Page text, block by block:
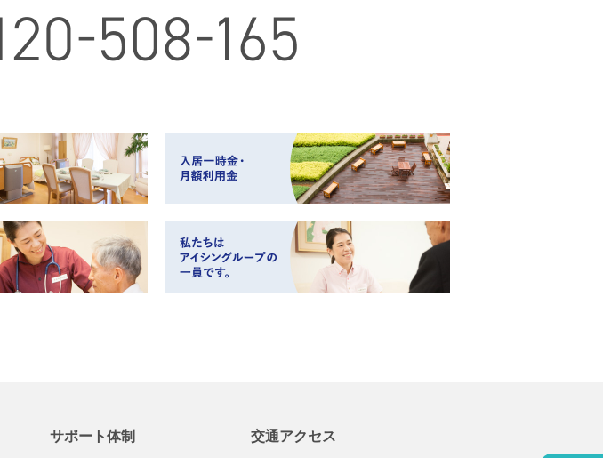
サポート体制
交通アクセス